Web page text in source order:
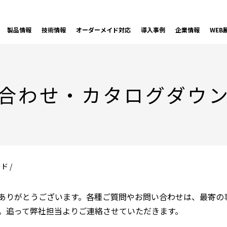
製品情報 技術情報 オーダーメイド対応 導入事例 企業情報 WEB
わせ・ カタログダウ
/
りがとうございます。各種ご質問やお問い合わせは、最寄
って弊社担当よりご連絡させていただきます。